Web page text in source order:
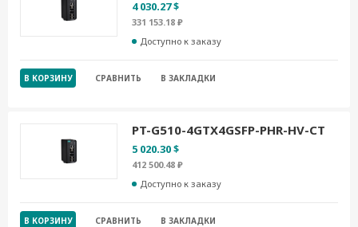
4 030.27 $
331 153.18 ₽
Доступно к заказу
В КОРЗИНУ СРАВНИТЬ В ЗАКЛАДКИ
PT-G510-4GTX4GSFP-PHR-HV-CT
5 020.30 $
412 500.48 ₽
Доступно к заказу
В КОРЗИНУ СРАВНИТЬ В ЗАКЛАДКИ